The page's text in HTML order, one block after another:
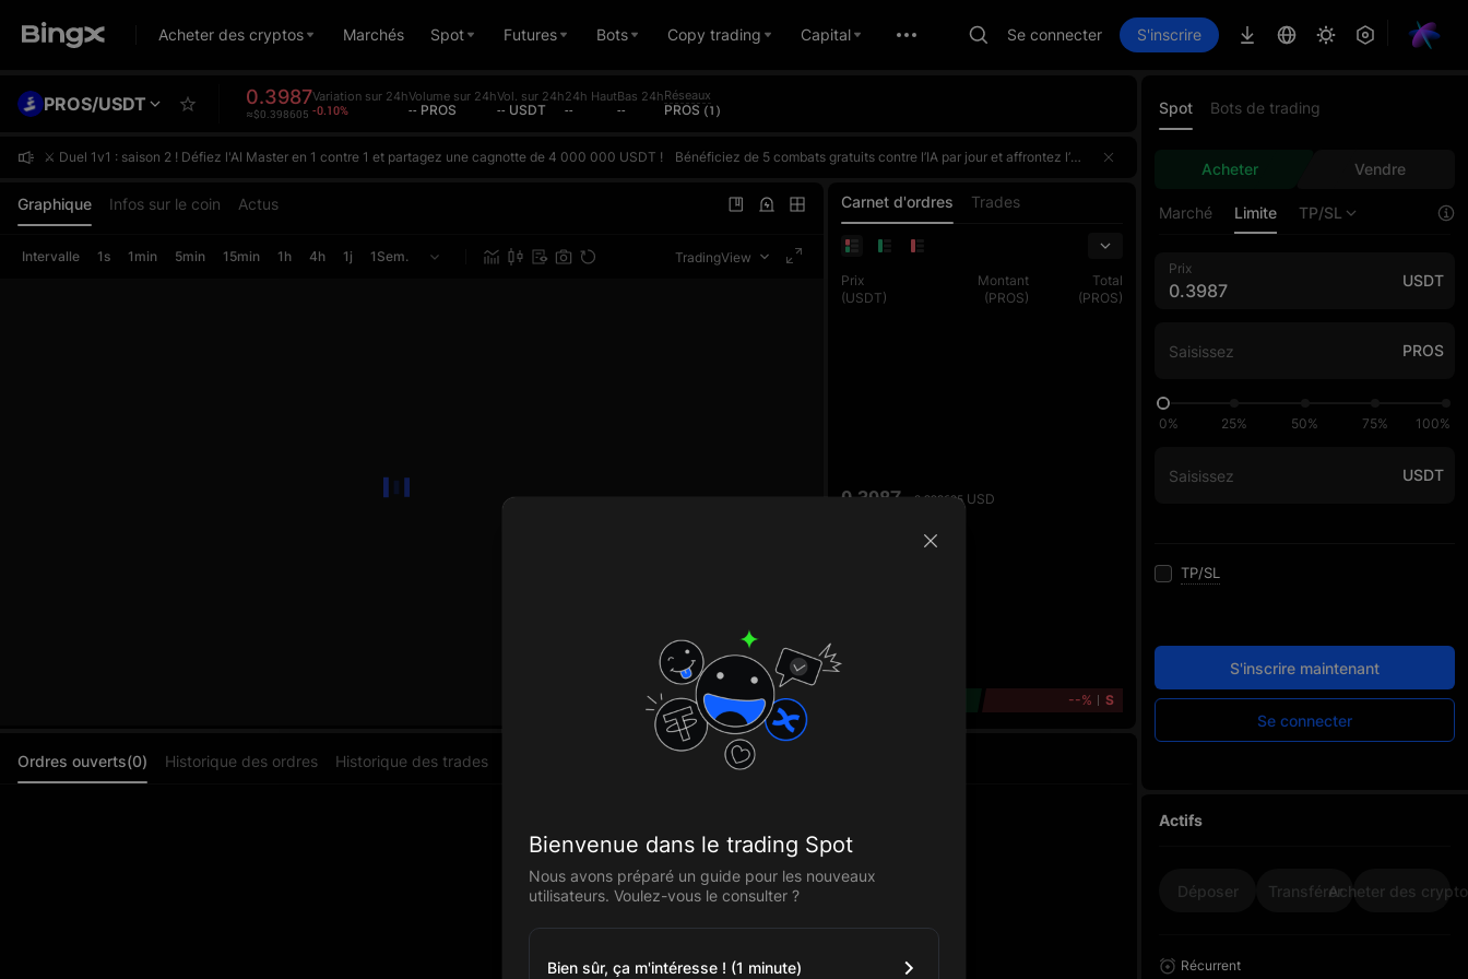
Acheter des cryptos Marchés Spot Futures Bots Copy trading Capital Se connecter S'inscrire
PROS/USDT 0.3987
≈$0.398605
Variation sur 24h
-0.10%
Volume sur 24h
-- PROS
Vol. sur 24h
-- USDT
24h Haut
--
Bas 24h
--
Réseaux
PROS (1)
⚔️ Duel 1v1 : saison 2 ! Défiez l'AI Master en 1 contre 1 et partagez une cagnotte de 4 000 000 USDT !
Bénéficiez de 5 combats gratuits contre l’IA par jour et affrontez l’IA en fonction de votre ROI réel. Gagnez pour remporter des points et grimper dans le classement quotidien. La récompense pour la première place quotidienne peut atteindre 10 000 USDT. Chaque trade en Futures compte également pour le concours de volume de trading, où le vainqueur de chaque phase remporte exclusivement 100 000 USDT. Participez une seule fois et bénéficiez de récompenses doublées !Inscrivez-vous dès maintenant,
Graphique Infos sur le coin Actus
Intervalle 1s 1min 5min 15min 1h 4h 1j 1Sem. TradingView
Carnet d'ordres Trades
Prix
(USDT)
Montant
(PROS)
Total
(PROS)
0.3987 0.398605 USD
--% S
Spot Bots de trading
Acheter Vendre
Marché Limite TP/SL
Prix
USDT
PROS
0% 25% 50% 75% 100%
USDT
TP/SL
S'inscrire maintenant
Se connecter
Actifs
Déposer TransférerAcheter des
Récurrent
Ordres ouverts(0) Historique des ordres Historique des trades
Bienvenue dans le trading Spot
Nous avons préparé un guide pour les nouveaux
utilisateurs. Voulez-vous le consulter ?
Bien sûr, ça m'intéresse ! (1 minute)